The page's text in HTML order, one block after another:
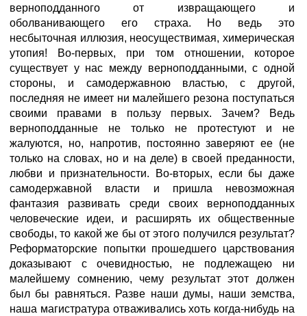
верноподданного от извращающего и
оболванивающего его страха. Но ведь это
несбыточная иллюзия, неосуществимая, химерическая
утопия! Во-первых, при том отношении, которое
существует у нас между верноподданными, с одной
стороны, и самодержавною властью, с другой,
последняя не имеет ни малейшего резона поступаться
своими правами в пользу первых. Зачем? Ведь
верноподданные не только не протестуют и не
жалуются, но, напротив, постоянно заверяют ее (не
только на словах, но и на деле) в своей преданности,
любви и признательности. Во-вторых, если бы даже
самодержавной власти и пришла невозможная
фантазия развивать среди своих верноподданных
человеческие идеи, и расширять их общественные
свободы, то какой же бы от этого получился результат?
Реформаторские попытки прошедшего царствования
доказывают с очевидностью, не подлежащею ни
малейшему сомнению, чему результат этот должен
был бы равняться. Разве наши думы, наши земства,
наша магистратура отваживались хоть когда-нибудь на